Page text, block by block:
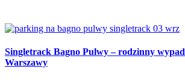
03 wrz
Singletrack Bagno Pulwy – rodzinny
Warszawy